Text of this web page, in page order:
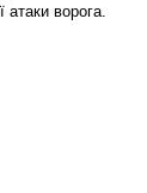
ворога.